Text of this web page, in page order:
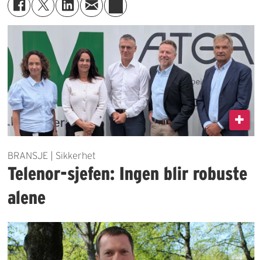
BRANSJE | Sikkerhet
Telenor-sjefen: Ingen blir robuste
alene